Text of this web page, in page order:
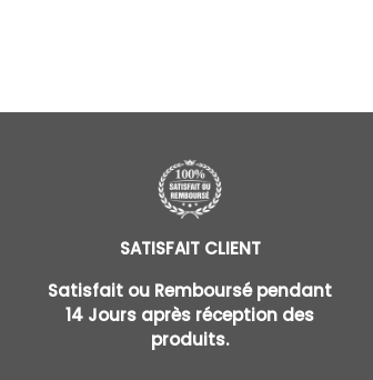
SATISFAIT CLIENT
Satisfait ou Remboursé pendant
14 Jours après réception des
produits.